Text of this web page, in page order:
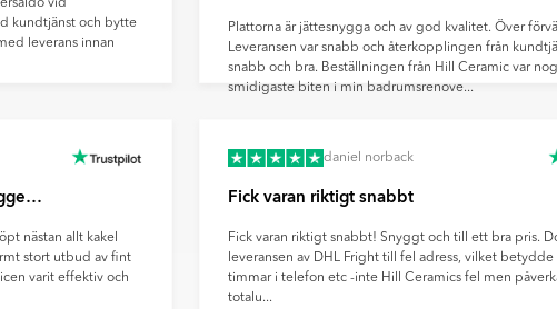
vid
kundtjänst och bytte
leverans innan
Plattorna är jättesnygga och av god kvalitet. Över
Leveransen var snabb och återkopplingen från
snabb och bra. Beställningen från Hill Ceramic var
smidigaste biten i min badrumsrenove...
nästan allt kakel
stort utbud av fint
varit effektiv och
daniel norback
Fick varan riktigt snabbt
Fick varan riktigt snabbt! Snyggt och till ett bra pris.
leveransen av DHL Fright till fel adress, vilket
timmar i telefon etc -inte Hill Ceramics fel men
totalu...